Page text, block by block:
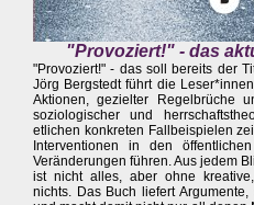
"Provoziert!" - das
"Provoziert!" - das soll bereits der
Jörg Bergstedt führt die
Aktionen, gezielter Regelbrüche
soziologischer und
etlichen konkreten Fallbeispielen
Interventionen in den
Veränderungen führen. Aus jedem
ist nicht alles, aber ohne
nichts. Das Buch liefert